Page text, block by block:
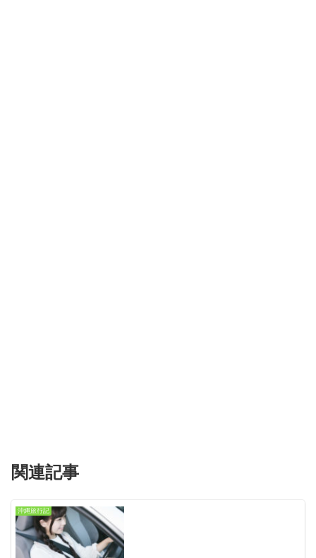
関連記事
沖縄旅行記